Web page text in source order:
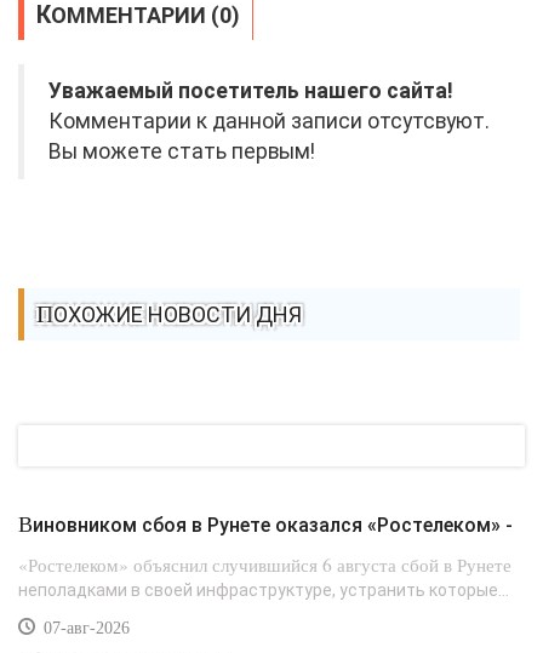
КОММЕНТАРИИ (0)
Уважаемый посетитель нашего сайта!
Комментарии к данной записи отсутсвуют.
Вы можете стать первым!
ПОХОЖИЕ НОВОСТИ ДНЯ
Виновником сбоя в Рунете оказался «Ростелеком» -
«Ростелеком» объяснил случившийся 6 августа сбой в Рунете
неполадками в своей инфраструктуре, устранить которые...
07-авг-2026